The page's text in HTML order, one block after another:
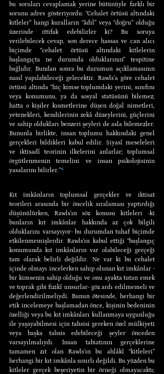
bu soruları cevaplamak yerine bütünüyle farklı bir
sorunu adres gösteriyordu: “Cehalet örtüsü altındaki
kitleler” hangi kuralların “âdil” veya “doğru” olduğu
üzerinde ittifak edebilirler ki? Bu soruya
verilebilecek cevap, son derece hassas ve can alıcı
biçimde “cehalet örtüsü altındaki kitlelerin
başlangıçta ne durumda olduklarının” tespitine
bağlıdır. Bundan sonra bu durumun açıklamasının
nasıl yapılabileceği gelecektir. Rawls’a göre cehalet
örtüsü altında “hiç kimse toplumdaki yerini, sınıfını
veya konumunu, ya da sosyal statüsünü bilemez;
hatta o kişiler kısmetlerine düşen doğal nimetleri,
yetenekleri, kendilerinin zekâ düzeylerini, güçlerini
ve sahip oldukları benzeri şeyleri de asla bilemezler.
Bununla birlikte, insan toplumu hakkındaki genel
gerçekleri bildikleri kabul edilir. Siyasî meseleleri
ve iktisadî teorinin ilkelerini anlarlar; toplumsal
örgütlenmenin temelini ve insan psikolojisinin
yasalarını bilirler.”⁶
Kıt imkânların toplumsal gerçekler ve iktisat
teorileri arasında bir öncelik sıralaması yaptırdığı
düşünülürken, Rawls’ın söz konusu kitleleri -ki
bunların kıt imkânlar hakkında az çok bilgili
olduklarını varsayıyor- bu durumdan tuhaf biçimde
etkilenmemişlerdir. Rawls’ın kabul ettiği “başlangıç
konumunda kıt imkânların var olabileceği gerçeği
tam olarak belirli değildir. Ne var ki bu cehalet
içinde olmayı incelerken sahip olunan kıt imkânlar -
bir kimsenin sahip olduğu ve onu ayakta tutan emek
ve toprak gibi fizikî unsurlar- göz ardı edilmemeli ve
değerlendirilmeliydi. Bunun ötesinde, herhangi bir
etik incelemeye başlamadan önce, kişinin bedeninin
özelliği veya bu kıt imkânları kullanmaya uygunluğu
ile yaşayabilmesi için tahsisi gereken özel mülkiyeti
veya başka tahsis edebileceği şeyler önceden
varsayılmalıydı. İnsan tabiatının gerçeklerine
tamamen zıt olan Rawls’ın bu ahlâkî “kitleleri”
herhangi bir kıt imkânla sınırlı değildi. Bu yüzden bu
kitleler gerçek beşeriyetin bir örneği olmayacaktı;